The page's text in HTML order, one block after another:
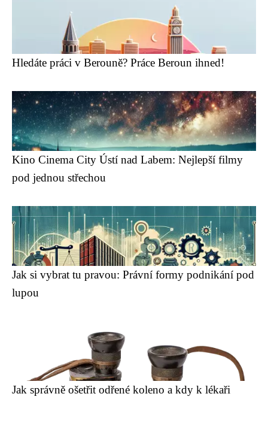
Hledáte práci v Berouně? Práce Beroun ihned!
Kino Cinema City Ústí nad Labem: Nejlepší filmy
pod jednou střechou
Jak si vybrat tu pravou: Právní formy podnikání pod
lupou
Jak správně ošetřit odřené koleno a kdy k lékaři